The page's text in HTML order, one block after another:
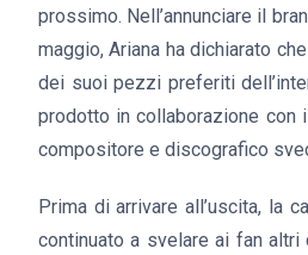
prossimo. Nell’annunciare il
maggio, Ariana ha dichiarato
dei suoi pezzi preferiti
prodotto in collaborazione con
compositore e discografico
Prima di arrivare all’uscita, la
continuato a svelare ai fan altri